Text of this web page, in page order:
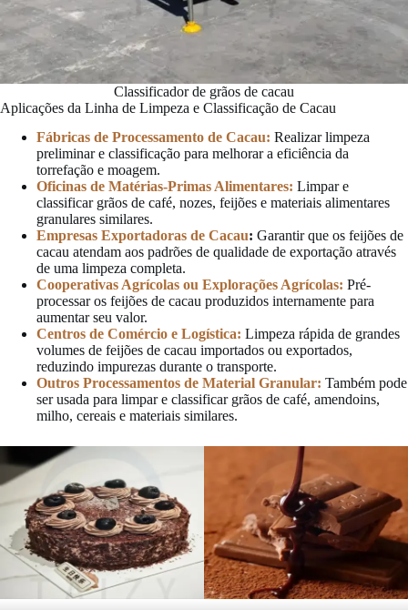
Classificador de grãos de cacau
Aplicações da Linha de Limpeza e Classificação de Cacau
Fábricas de Processamento de Cacau: Realizar limpeza
preliminar e classificação para melhorar a eficiência da
torrefação e moagem.
Oficinas de Matérias-Primas Alimentares: Limpar e
classificar grãos de café, nozes, feijões e materiais alimentares
granulares similares.
Empresas Exportadoras de Cacau: Garantir que os feijões de
cacau atendam aos padrões de qualidade de exportação através
de uma limpeza completa.
Cooperativas Agrícolas ou Explorações Agrícolas: Pré-
processar os feijões de cacau produzidos internamente para
aumentar seu valor.
Centros de Comércio e Logística: Limpeza rápida de grandes
volumes de feijões de cacau importados ou exportados,
reduzindo impurezas durante o transporte.
Outros Processamentos de Material Granular: Também pode
ser usada para limpar e classificar grãos de café, amendoins,
milho, cereais e materiais similares.